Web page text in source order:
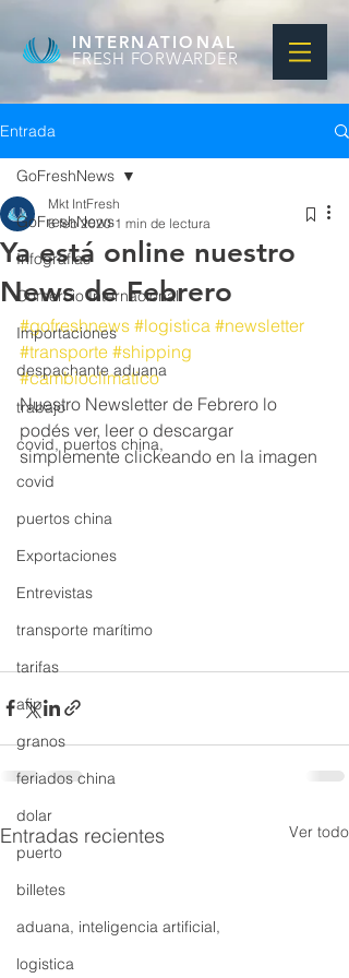
INTERNATIONAL
FRESH FORWARDER
Entrada
GoFreshNews
Infografias
Comercio Internacional
Importaciones
despachante aduana
trabajo
covid, puertos china,
covid
puertos china
Exportaciones
Entrevistas
transporte marítimo
tarifas
afip
granos
feriados china
dolar
puerto
billetes
aduana, inteligencia artificial,
logistica
GoFreshNews
Ya está online nuestro
News de Febrero
Mkt IntFresh
6 feb 2020 1 min de lectura
#gofreshnews #logistica #newsletter
#transporte #shipping
#cambioclimatico
Nuestro Newsletter de Febrero lo
podés ver, leer o descargar
simplemente clickeando en la imagen
Entradas recientes Ver todo